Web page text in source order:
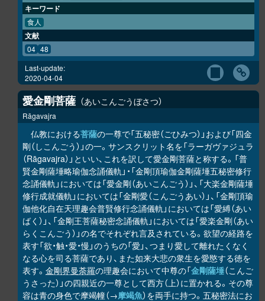
キーワード
食人
文献
04 48
Last-update:
2020-04-04
愛金剛菩薩 あいこんごうぼさつ
Rāgavajra
仏教における菩薩の一尊で「五秘密（ごひみつ）」および「四金
剛（しこんごう）」の一。サンスクリット名を「ラーガヴァジュラ
（Rāgavajra）」といい、これを訳して愛金剛菩薩と称する。「普
賢金剛薩埵略瑜伽念誦儀軌」・「金剛頂瑜伽金剛薩埵五秘密修行
念誦儀軌」においては「愛金剛（あいこんごう）」、「大楽金剛薩埵
修行成就儀軌」においては「金剛愛（こんごうあい）」、「金剛頂瑜
伽他化自在天理趣会普賢修行念誦儀軌」においては「愛縛（あい
ばく）」、「金剛王菩薩秘密念誦儀軌」においては「愛楽金剛（あい
らくこんごう）」の名でそれぞれ言及されている。欲望の経路を
表す「欲・触・愛・慢」のうちの「愛」、つまり愛して離れたくなく
なる心を司る菩薩であり、また如来大悲の衆生を愛愍する徳を
表す。 金剛界曼荼羅の理趣会において中尊の「金剛薩埵（こんご
うさった）」の四親近の一尊として西方（上）に置かれる。その尊
容は青の身色で摩竭幢（→摩竭魚）を両手に持つ。五秘密法にお